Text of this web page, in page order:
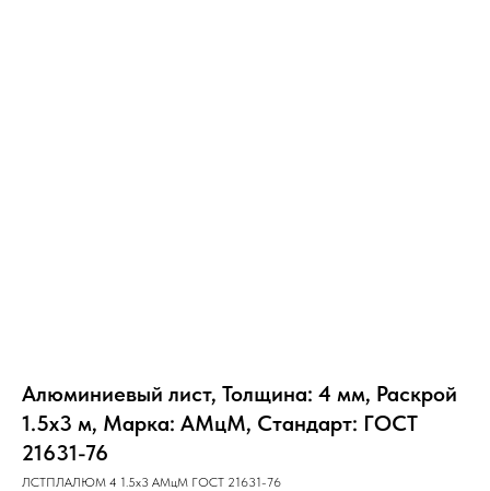
Алюминиевый лист, Толщина: 4 мм, Раскрой
1.5х3 м, Марка: АМцМ, Стандарт: ГОСТ
21631-76
ЛСТПЛАЛЮМ 4 1.5х3 АМцМ ГОСТ 21631-76